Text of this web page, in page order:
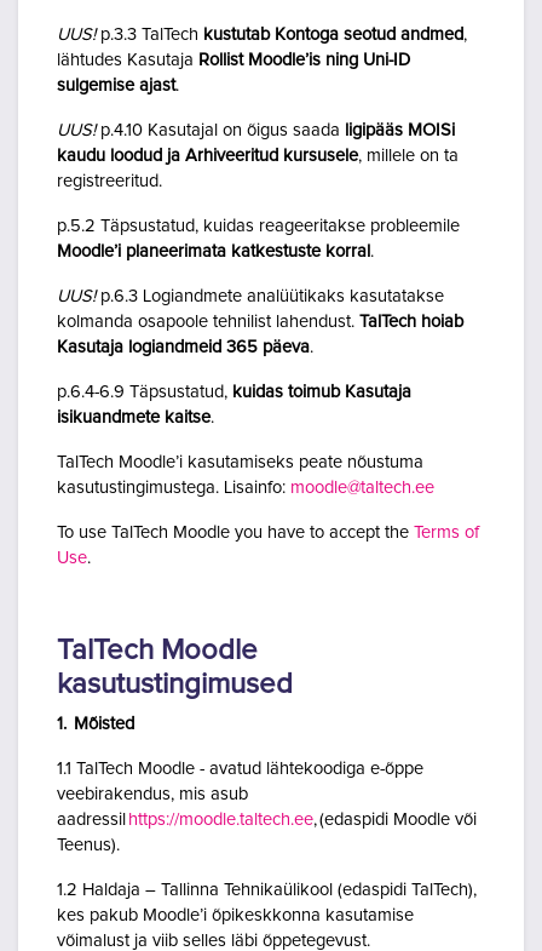
UUS!p.3.3 TalTech kustutab Kontoga seotud andmed,
lähtudes Kasutaja Rollist Moodle’is ning Uni-ID
sulgemise ajast.
UUS!p.4.10 Kasutajal on õigus saada ligipääs MOISi
kaudu loodud ja Arhiveeritud kursusele, millele on ta
registreeritud.
p.5.2 Täpsustatud, kuidas reageeritakse probleemile
Moodle’i planeerimata katkestuste korral .
UUS!p.6.3 Logiandmete analüütikaks kasutatakse
kolmanda osapoole tehnilist lahendust. TalTech hoiab
Kasutaja logiandmeid 365 päeva.
p.6.4-6.9 Täpsustatud, kuidas toimub Kasutaja
isikuandmete kaitse.
TalTech Moodle’i kasutamiseks peate nõustuma
kasutustingimustega. Lisainfo: moodle@taltech.ee
To use TalTech Moodle you have to accept the Terms of
Use.
TalTech Moodle
kasutustingimused
1. Mõisted
1.1 TalTech Moodle - avatud lähtekoodiga e-õppe
veebirakendus, mis asub
aadressil https://moodle.taltech.ee, (edaspidi Moodle või
Teenus).
1.2 Haldaja – Tallinna Tehnikaülikool (edaspidi TalTech),
kes pakub Moodle’i õpikeskkonna kasutamise
võimalust ja viib selles läbi õppetegevust.